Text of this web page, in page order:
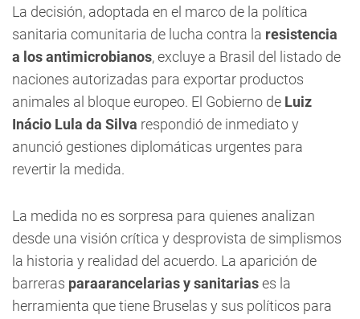
La decisión, adoptada en el marco de la política
sanitaria comunitaria de lucha contra la resistencia
a los antimicrobianos, excluye a Brasil del listado de
naciones autorizadas para exportar productos
animales al bloque europeo. El Gobierno de Luiz
Inácio Lula da Silva respondió de inmediato y
anunció gestiones diplomáticas urgentes para
revertir la medida.
La medida no es sorpresa para quienes analizan
desde una visión crítica y desprovista de simplismos
la historia y realidad del acuerdo. La aparición de
barreras paraarancelarias y sanitariases la
herramienta que tiene Bruselas y sus políticos para